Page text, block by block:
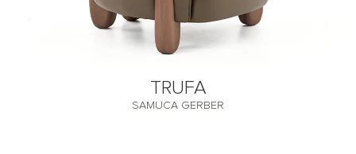
TRUFA
SAMUCA GERBER